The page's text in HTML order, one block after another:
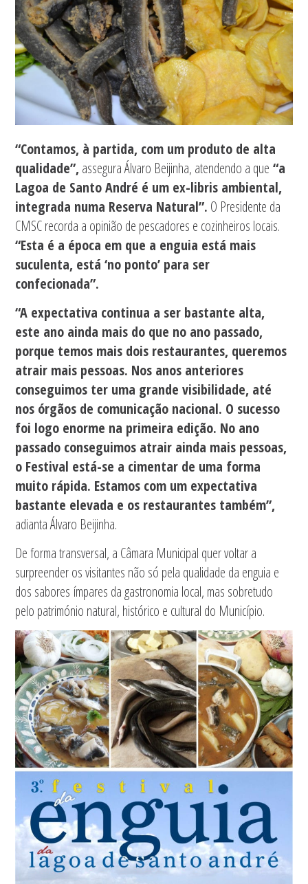
“Contamos, à partida, com um produto de alta
qualidade”, assegura Álvaro Beijinha, atendendo a que “a
Lagoa de Santo André é um ex-libris ambiental,
integrada numa Reserva Natural”. O Presidente da
CMSC recorda a opinião de pescadores e cozinheiros locais.
“Esta é a época em que a enguia está mais
suculenta, está ‘no ponto’ para ser
confecionada”.
“A expectativa continua a ser bastante alta,
este ano ainda mais do que no ano passado,
porque temos mais dois restaurantes, queremos
atrair mais pessoas. Nos anos anteriores
conseguimos ter uma grande visibilidade, até
nos órgãos de comunicação nacional. O sucesso
foi logo enorme na primeira edição. No ano
passado conseguimos atrair ainda mais pessoas,
o Festival está-se a cimentar de uma forma
muito rápida. Estamos com um expectativa
bastante elevada e os restaurantes também”,
adianta Álvaro Beijinha.
De forma transversal, a Câmara Municipal quer voltar a
surpreender os visitantes não só pela qualidade da enguia e
dos sabores ímpares da gastronomia local, mas sobretudo
pelo património natural, histórico e cultural do Município.